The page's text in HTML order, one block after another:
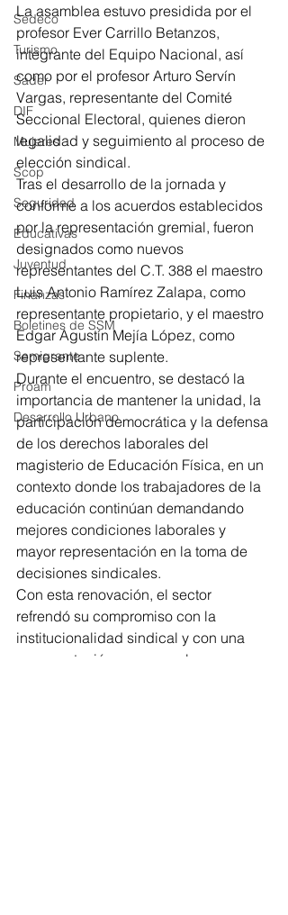
Sedeco
Turismo
Sader
DIF
Mujeres
Scop
Seguridad
Educativas
Juventud
Finanzas
Boletines de SSM
Semigrante
Proam
Desarrollo Urbano
La asamblea estuvo presidida por el
profesor Ever Carrillo Betanzos,
integrante del Equipo Nacional, así
como por el profesor Arturo Servín
Vargas, representante del Comité
Seccional Electoral, quienes dieron
legalidad y seguimiento al proceso de
elección sindical.
Tras el desarrollo de la jornada y
conforme a los acuerdos establecidos
por la representación gremial, fueron
designados como nuevos
representantes del C.T. 388 el maestro
Luis Antonio Ramírez Zalapa, como
representante propietario, y el maestro
Edgar Agustín Mejía López, como
representante suplente.
Durante el encuentro, se destacó la
importancia de mantener la unidad, la
participación democrática y la defensa
de los derechos laborales del
magisterio de Educación Física, en un
contexto donde los trabajadores de la
educación continúan demandando
mejores condiciones laborales y
mayor representación en la toma de
decisiones sindicales.
Con esta renovación, el sector
refrendó su compromiso con la
institucionalidad sindical y con una
representación cercana a las